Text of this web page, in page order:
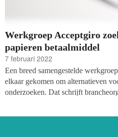
Werkgroep Acceptgiro
papieren betaalmiddel
7 februari 2022
Een breed samengestelde
elkaar gekomen om alternatieven
onderzoeken. Dat schrijft